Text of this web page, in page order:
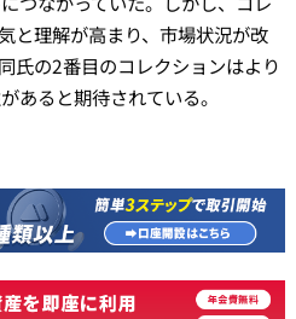
と理解が高まり、市場状況が改
氏の2番目のコレクションはより
あると期待されている。